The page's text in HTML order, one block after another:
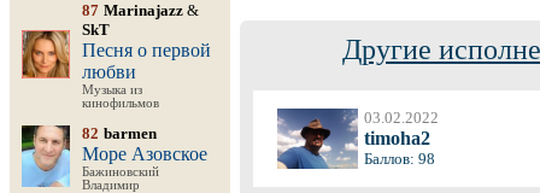
87 Marinajazz &
SkT
Песня о первой
любви
Музыка из
кинофильмов
82 barmen
Море Азовское
Бажиновский
Владимир
Другие
03.02.2022
timoha2
Баллов: 98